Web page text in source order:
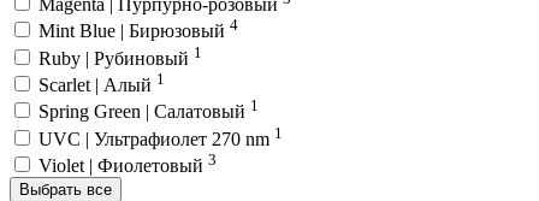
Magenta | Пурпурно-розовый
Mint Blue | Бирюзовый 4
Ruby | Рубиновый 1
Scarlet | Алый 1
Spring Green | Салатовый 1
UVC | Ультрафиолет 270 nm 1
Violet | Фиолетовый 3
Выбрать все